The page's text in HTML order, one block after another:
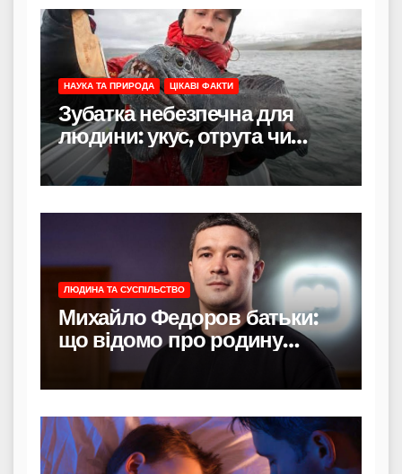
НАУКА ТА ПРИРОДА ЦІКАВІ ФАКТИ
Зубатка небезпечна для
людини: укус, отрута чи
лише зовнішність
ЛЮДИНА ТА СУСПІЛЬСТВО
Михайло Федоров батьки:
що відомо про родину